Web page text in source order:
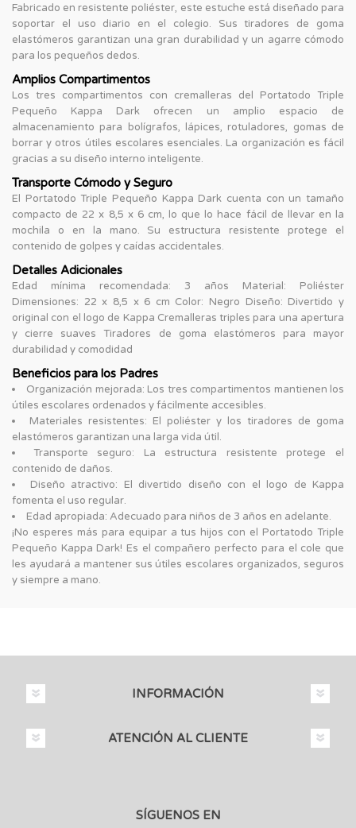
Fabricado en resistente poliéster, este estuche está diseñado para
soportar el uso diario en el colegio. Sus tiradores de goma
elastómeros garantizan una gran durabilidad y un agarre cómodo
para los pequeños dedos.
Amplios Compartimentos
Los tres compartimentos con cremalleras del Portatodo Triple
Pequeño Kappa Dark ofrecen un amplio espacio de
almacenamiento para bolígrafos, lápices, rotuladores, gomas de
borrar y otros útiles escolares esenciales. La organización es fácil
gracias a su diseño interno inteligente.
Transporte Cómodo y Seguro
El Portatodo Triple Pequeño Kappa Dark cuenta con un tamaño
compacto de 22 x 8,5 x 6 cm, lo que lo hace fácil de llevar en la
mochila o en la mano. Su estructura resistente protege el
contenido de golpes y caídas accidentales.
Detalles Adicionales
Edad mínima recomendada: 3 años Material: Poliéster
Dimensiones: 22 x 8,5 x 6 cm Color: Negro Diseño: Divertido y
original con el logo de Kappa Cremalleras triples para una apertura
y cierre suaves Tiradores de goma elastómeros para mayor
durabilidad y comodidad
Beneficios para los Padres
Organización mejorada: Los tres compartimentos mantienen los
útiles escolares ordenados y fácilmente accesibles.
Materiales resistentes: El poliéster y los tiradores de goma
elastómeros garantizan una larga vida útil.
Transporte seguro: La estructura resistente protege el
contenido de daños.
Diseño atractivo: El divertido diseño con el logo de Kappa
fomenta el uso regular.
Edad apropiada: Adecuado para niños de 3 años en adelante.
¡No esperes más para equipar a tus hijos con el Portatodo Triple
Pequeño Kappa Dark! Es el compañero perfecto para el cole que
les ayudará a mantener sus útiles escolares organizados, seguros
y siempre a mano.
INFORMACIÓN
ATENCIÓN AL CLIENTE
SÍGUENOS EN